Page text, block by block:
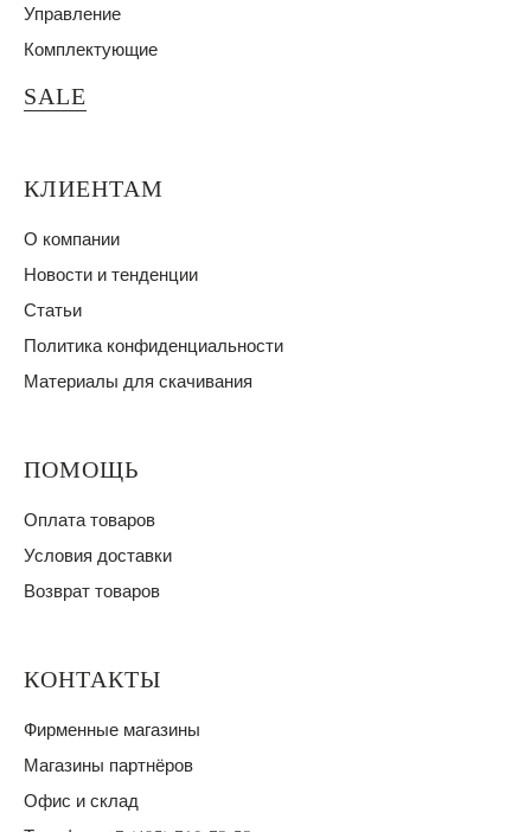
Управление
Комплектующие
SALE
КЛИЕНТАМ
О компании
Новости и тенденции
Статьи
Политика конфиденциальности
Материалы для скачивания
ПОМОЩЬ
Оплата товаров
Условия доставки
Возврат товаров
КОНТАКТЫ
Фирменные магазины
Магазины партнёров
Офис и склад